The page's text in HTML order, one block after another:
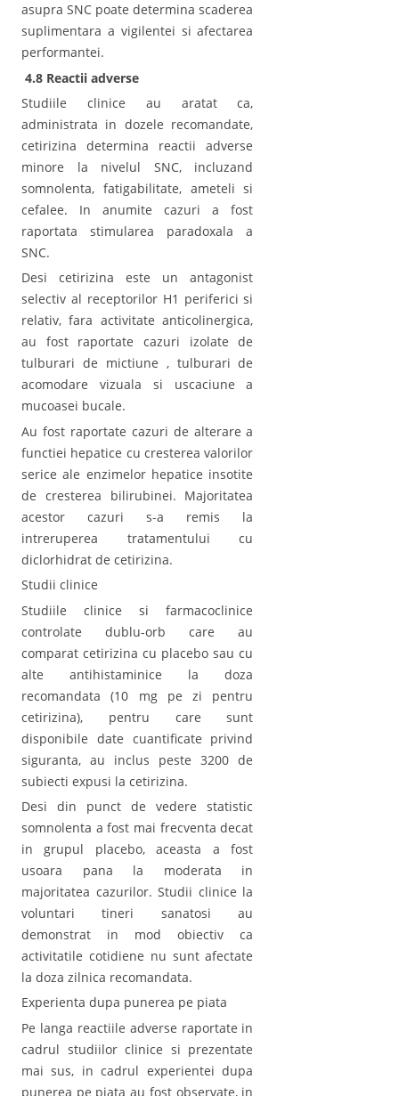
asupra SNC poate determina scaderea
suplimentara a vigilentei si afectarea
performantei.
4.8 Reactii adverse
Studiile clinice au aratat ca,
administrata in dozele recomandate,
cetirizina determina reactii adverse
minore la nivelul SNC, incluzand
somnolenta, fatigabilitate, ameteli si
cefalee. In anumite cazuri a fost
raportata stimularea paradoxala a
SNC.
Desi cetirizina este un antagonist
selectiv al receptorilor H1 periferici si
relativ, fara activitate anticolinergica,
au fost raportate cazuri izolate de
tulburari de mictiune , tulburari de
acomodare vizuala si uscaciune a
mucoasei bucale.
Au fost raportate cazuri de alterare a
functiei hepatice cu cresterea valorilor
serice ale enzimelor hepatice insotite
de cresterea bilirubinei. Majoritatea
acestor cazuri s-a remis la
intreruperea tratamentului cu
diclorhidrat de cetirizina.
Studii clinice
Studiile clinice si farmacoclinice
controlate dublu-orb care au
comparat cetirizina cu placebo sau cu
alte antihistaminice la doza
recomandata (10 mg pe zi pentru
cetirizina), pentru care sunt
disponibile date cuantificate privind
siguranta, au inclus peste 3200 de
subiecti expusi la cetirizina.
Desi din punct de vedere statistic
somnolenta a fost mai frecventa decat
in grupul placebo, aceasta a fost
usoara pana la moderata in
majoritatea cazurilor. Studii clinice la
voluntari tineri sanatosi au
demonstrat in mod obiectiv ca
activitatile cotidiene nu sunt afectate
la doza zilnica recomandata.
Experienta dupa punerea pe piata
Pe langa reactiile adverse raportate in
cadrul studiilor clinice si prezentate
mai sus, in cadrul experientei dupa
punerea pe piata au fost observate, in